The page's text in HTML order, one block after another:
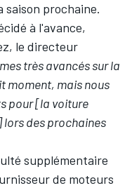
saison prochaine.
à l'avance,
le directeur
très avancés sur la
moment, mais nous
pour [la voiture
des prochaines
supplémentaire
de moteurs